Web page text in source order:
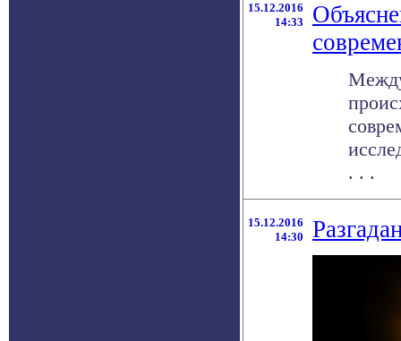
15.12.2016
14:33
. . .
15.12.2016
14:30